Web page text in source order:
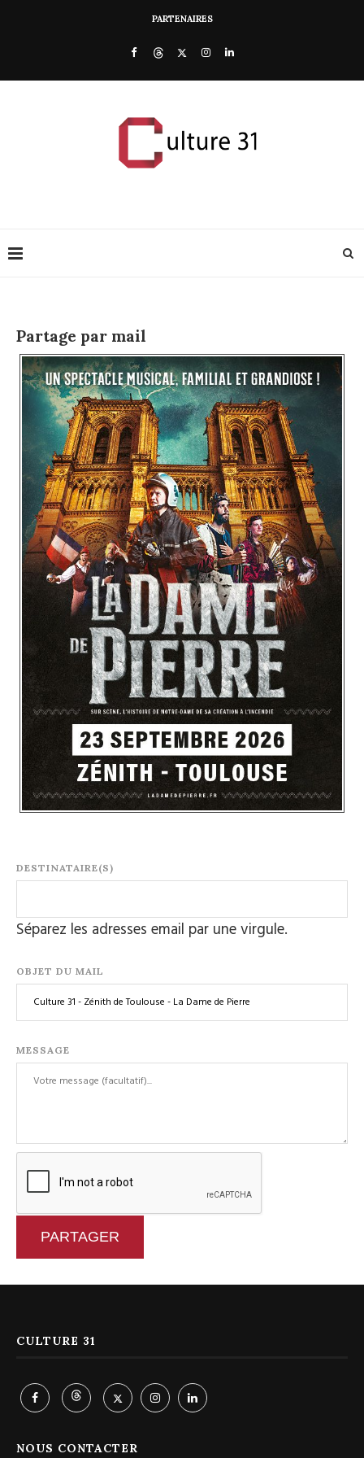
PARTENAIRES
Partage par mail
DESTINATAIRE(S)
Séparez les adresses email par une virgule.
OBJET DU MAIL
MESSAGE
PARTAGER
CULTURE 31
NOUS CONTACTER